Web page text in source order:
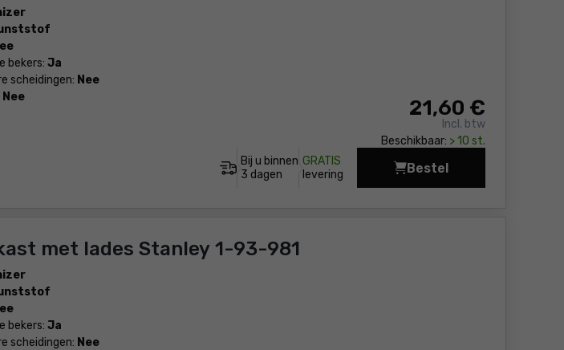
bekers: Ja
scheidingen: Nee
Nee 21,60 €
Incl. btw
Beschikbaar: > 10 st.
Bij u binnen
3 dagen
GRATIS
levering
Bestel
Opbergkast met
met lades Stanley 1-93-981
bekers: Ja
scheidingen: Nee